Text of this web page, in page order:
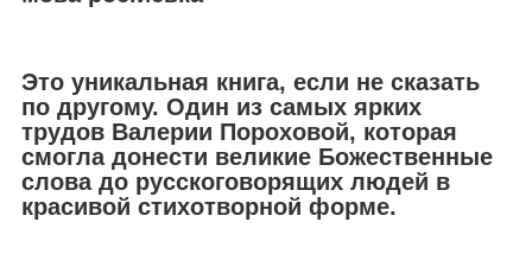
Это уникальная книга, если не сказать
по другому. Один из самых ярких
трудов Валерии Пороховой, которая
смогла донести великие Божественные
слова до русскоговорящих людей в
красивой стихотворной форме.